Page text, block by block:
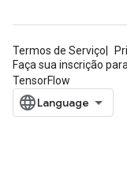
Termos de Serviço
Faça sua inscrição
TensorFlow